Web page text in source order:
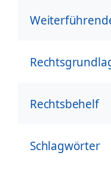
Rechtsbehelf
Schlagwörter